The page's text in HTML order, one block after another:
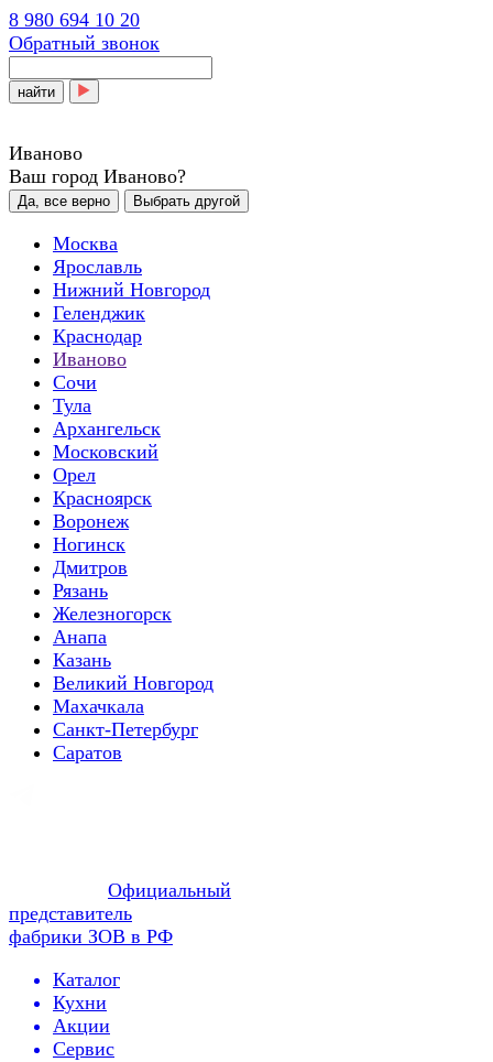
8 980 694 10 20
Обратный звонок
найти
Иваново
Ваш город Иваново?
Да, все верно Выбрать другой
Москва
Ярославль
Нижний Новгород
Геленджик
Краснодар
Иваново
Сочи
Тула
Архангельск
Московский
Орел
Красноярск
Воронеж
Ногинск
Дмитров
Рязань
Железногорск
Анапа
Казань
Великий Новгород
Махачкала
Санкт-Петербург
Саратов
Официальный
представитель
фабрики ЗОВ в РФ
Каталог
Кухни
Акции
Сервис